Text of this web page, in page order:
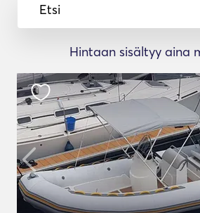
Etsi
Hintaan sisältyy aina